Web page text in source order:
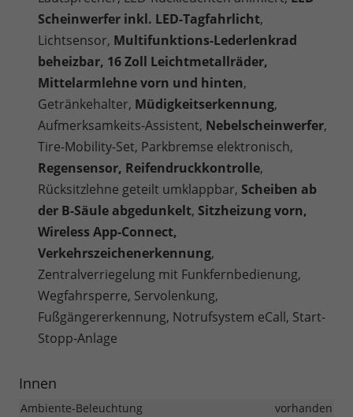
Scheinwerfer inkl. LED-Tagfahrlicht,
Lichtsensor, Multifunktions-Lederlenkrad
beheizbar, 16 Zoll Leichtmetallräder,
Mittelarmlehne vorn und hinten,
Getränkehalter, Müdigkeitserkennung,
Aufmerksamkeits-Assistent, Nebelscheinwerfer,
Tire-Mobility-Set, Parkbremse elektronisch,
Regensensor, Reifendruckkontrolle,
Rücksitzlehne geteilt umklappbar, Scheiben ab
der B-Säule abgedunkelt, Sitzheizung vorn,
Wireless App-Connect,
Verkehrszeichenerkennung,
Zentralverriegelung mit Funkfernbedienung,
Wegfahrsperre, Servolenkung,
Fußgängererkennung, Notrufsystem eCall, Start-
Stopp-Anlage
Innen
Ambiente-Beleuchtung
vorhanden